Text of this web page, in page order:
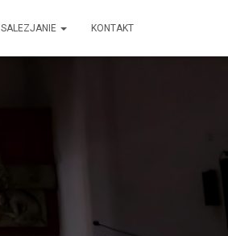
SALEZJANIE KONTAKT